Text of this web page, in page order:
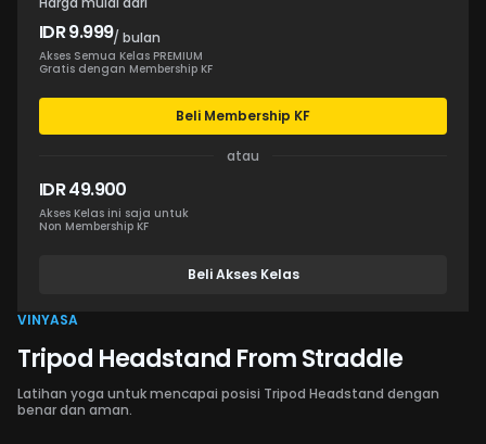
IDR 9.999/ bulan
Akses Semua Kelas PREMIUM
Gratis dengan Membership KF
Beli Membership KF
atau
IDR 49.900
Akses Kelas ini saja untuk
Non Membership KF
Beli Akses Kelas
VINYASA
Tripod Headstand From Straddle
Latihan yoga untuk mencapai posisi Tripod Headstand dengan
benar dan aman.